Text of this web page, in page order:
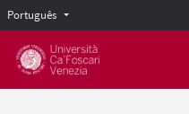
Português Scegli la lingua